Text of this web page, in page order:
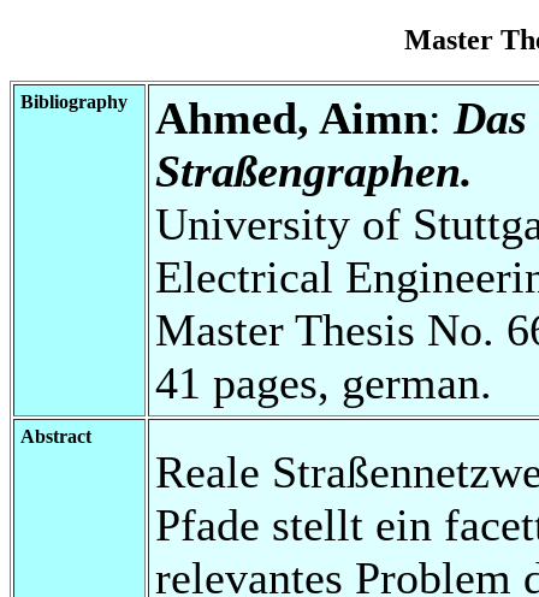
Master
Bibliography Ahmed, Aimn:
Straßengraphen.
University of
Electrical
Master Thesis No.
41 pages, german.
Abstract
Reale
Pfade stellt ein
relevantes Problem